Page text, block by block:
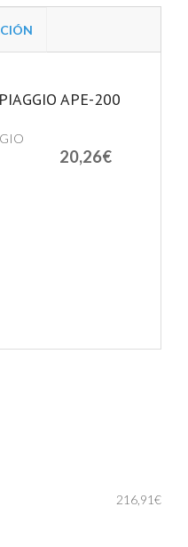
APE-200
20,26€
216,91€